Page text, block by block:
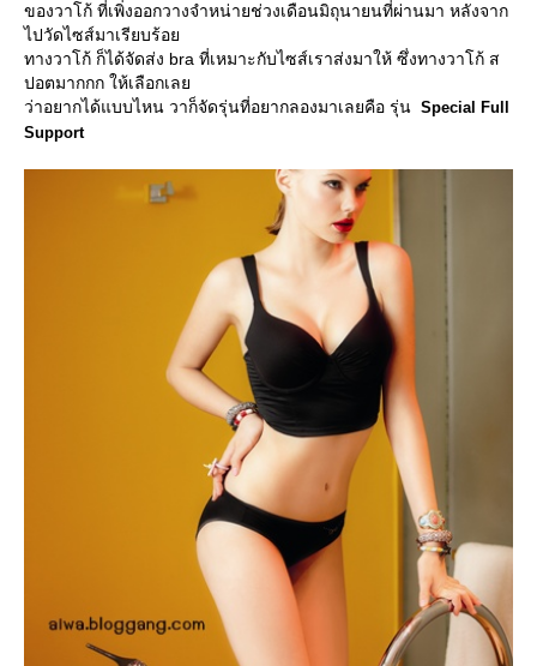
ของวาโก้ ที่เพิ่งออกวางจำหน่ายช่วงเดือนมิถุนายนที่ผ่านมา หลังจาก
ไปวัดไซส์มาเรียบร้อ
ทางวาโก้ ก็ได้จัดส่ง bra ที่เหมาะกับไซส์เราส่งมาให้ ซึ่งทางวาโก้ ส
ปอตมากกก ให้เลือกเล
ว่าอยากได้แบบไหน วาก็จัดรุ่นที่อยากลองมาเลยคือ รุ่น Special Full
Support